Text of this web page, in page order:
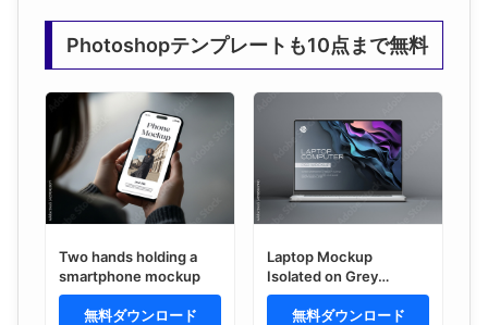
Photoshopテンプレートも10点まで無料
Two hands holding a
smartphone mockup
無料ダウンロード
Laptop Mockup
Isolated on Grey
Background – Digital
Device Presentation
無料ダウンロード